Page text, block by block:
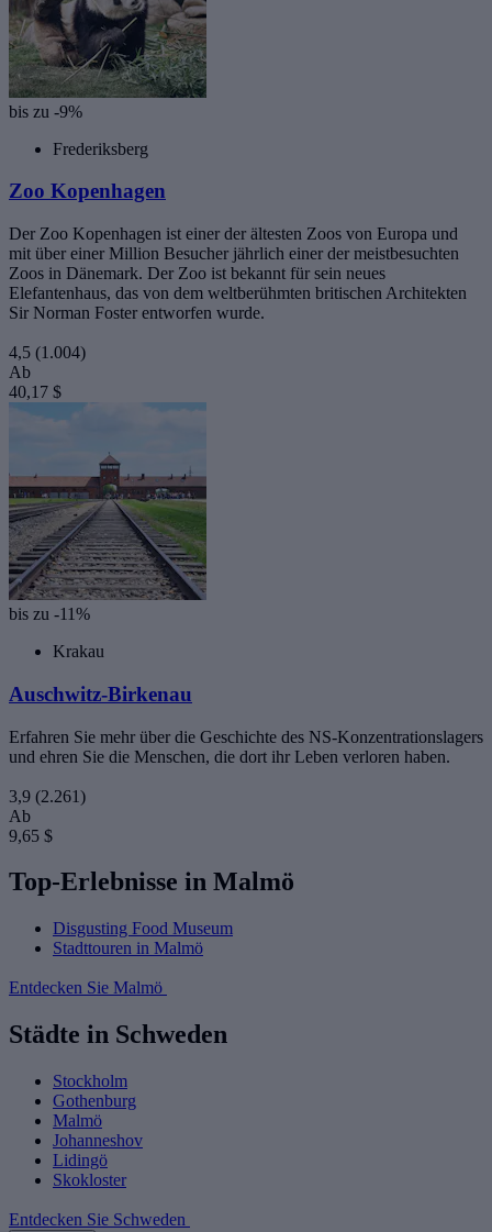
bis zu -9%
Frederiksberg
Zoo Kopenhagen
Der Zoo Kopenhagen ist einer der ältesten Zoos von Europa und
mit über einer Million Besucher jährlich einer der meistbesuchten
Zoos in Dänemark. Der Zoo ist bekannt für sein neues
Elefantenhaus, das von dem weltberühmten britischen Architekten
Sir Norman Foster entworfen wurde.
4,5 (1.004)
Ab
40,17 $
bis zu -11%
Krakau
Auschwitz-Birkenau
Erfahren Sie mehr über die Geschichte des NS-Konzentrationslagers
und ehren Sie die Menschen, die dort ihr Leben verloren haben.
3,9 (2.261)
Ab
9,65 $
Top-Erlebnisse in Malmö
Disgusting Food Museum
Stadttouren in Malmö
Entdecken Sie Malmö
Städte in Schweden
Stockholm
Gothenburg
Malmö
Johanneshov
Lidingö
Skokloster
Entdecken Sie Schweden